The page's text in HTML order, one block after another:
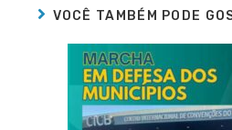
VOCÊ TAMBÉM PODE